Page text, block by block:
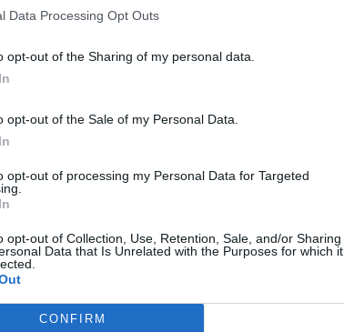
Data Processing Opt Outs
opt-out of the Sharing of my personal data.
opt-out of the Sale of my Personal Data.
opt-out of processing my Personal Data for Targeted
opt-out of Collection, Use, Retention, Sale, and/or Sharing
Data that Is Unrelated with the Purposes for which it
CONFIRM
των ειρηνευτικών δυνάμεων του ΟΗΕ
κατοχικών δυνάμεων να δημιουργήσουν
με ανακοίνωση που εξέδωσε το